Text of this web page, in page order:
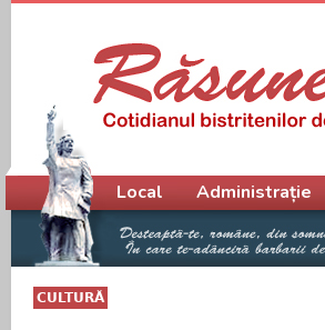
CULTURĂ
Meniu principal
Local Administrație